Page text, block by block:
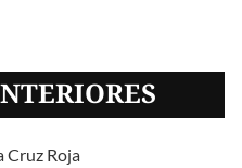
Cruz Roja